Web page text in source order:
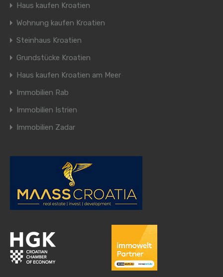
Haus kaufen Kroatien
Wohnung kaufen Kroatien
Steinhaus Kroatien
Grundstücke Kroatien
Haus kaufen Kroatien am Meer
Immobilien Rab
Immobilien Istrien
Immobilien Zadar